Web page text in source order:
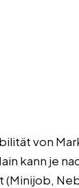
von
kann je
(Minijob,